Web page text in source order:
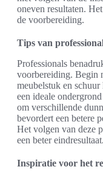
oneven resultaten.
de voorbereiding.
Tips van
Professionals
voorbereiding. Begin
meubelstuk en
een ideale
om verschillende
bevordert een betere
Het volgen van deze
een beter eindresultaat.
Inspiratie voor het